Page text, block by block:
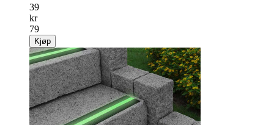
39
kr
79
Kjøp